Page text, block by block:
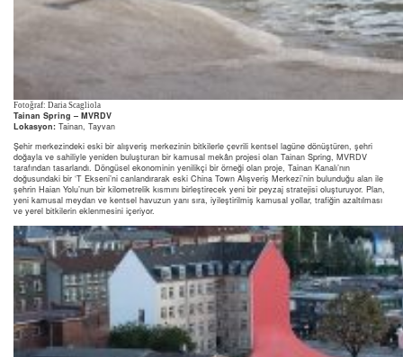
Fotoğraf: Daria Scagliola
Tainan Spring – MVRDV
Lokasyon: Tainan, Tayvan
Şehir merkezindeki eski bir alışveriş merkezinin bitkilerle çevrili kentsel lagüne dönüştüren, şehri
doğayla ve sahiliyle yeniden buluşturan bir kamusal mekân projesi olan Tainan Spring, MVRDV
tarafından tasarlandı. Döngüsel ekonominin yenilikçi bir örneği olan proje, Tainan Kanalı’nın
doğusundaki bir ‘T Ekseni’ni canlandırarak eski China Town Alışveriş Merkezi’nin bulunduğu alan ile
şehrin Haian Yolu’nun bir kilometrelik kısmını birleştirecek yeni bir peyzaj stratejisi oluşturuyor. Plan,
yeni kamusal meydan ve kentsel havuzun yanı sıra, iyileştirilmiş kamusal yollar, trafiğin azaltılması
ve yerel bitkilerin eklenmesini içeriyor.